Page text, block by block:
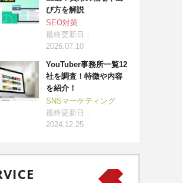
び方を解説
SEO対策
最終更新日：
2026.07.10
YouTuber事務所一覧12
社を調査！特徴や内容
を紹介！
SNSマーケティング
最終更新日：
2024.12.25